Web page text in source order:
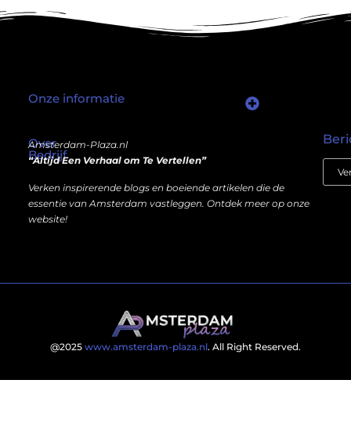
Over
Bedrijf
Amsterdam-Plaza.nl
“Altijd Een Verhaal om Te Vertellen”
Verken inspirerende blogs en boeiende artikelen die de
essentie van Amsterdam vastleggen. Ontdek meer op onze
website!
Onze informatie
@2025 www.amsterdam-plaza.nl. All Right Reserved.